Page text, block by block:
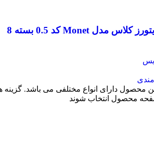
روان نویس کریتورز کلاس مدل Monet کد 0.5 بسته 8
محصول دارای انواع مختلفی می باشد. گزینه
محصول انتخاب شوند